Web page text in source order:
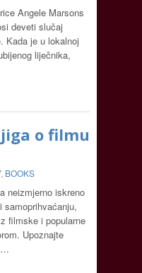
Angele Marsons
deveti slučaj
Kada je u lokalnoj
liječnika,
o filmu
, BOOKS
neizmjerno iskreno
filmske i popularne
Upoznajte